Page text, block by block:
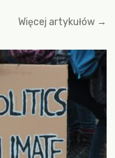
Więcej artykułów →